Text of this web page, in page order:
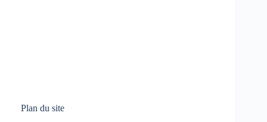
Plan du site